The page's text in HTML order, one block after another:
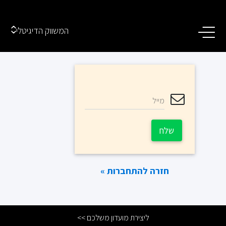
המשווק הדיגיטלי
מייל
שלח
חזרה להתחברות »
ליצירת מועדון משלכם >>